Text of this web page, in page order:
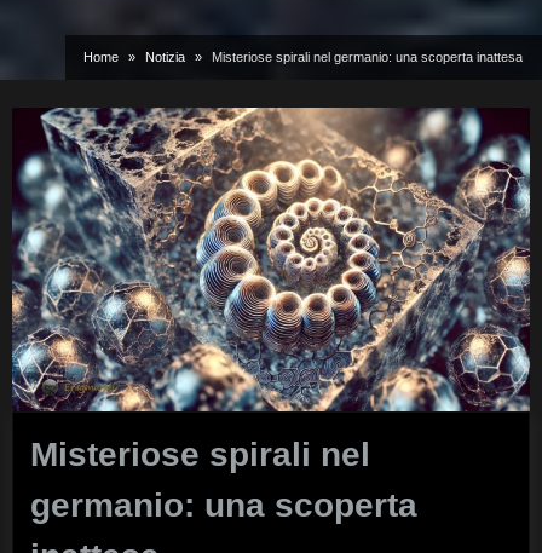
Home Notizia Misteriose spirali nel germanio: una scoperta inattesa
Misteriose spirali nel
germanio: una scoperta